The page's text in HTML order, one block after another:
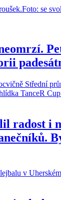
radost i